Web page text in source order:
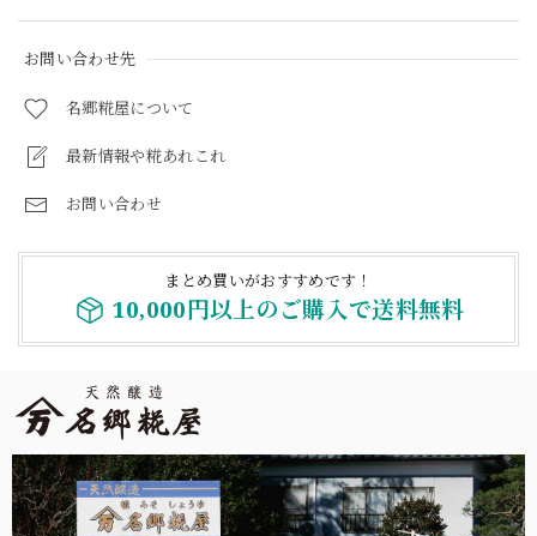
お問い合わせ先
名郷糀屋について
最新情報や糀あれこれ
お問い合わせ
まとめ買いがおすすめです！
10,000円以上のご購入で送料無料